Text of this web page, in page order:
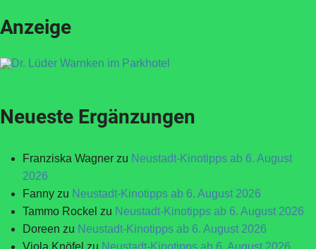
Anzeige
Neueste Ergänzungen
Franziska Wagner zu Neustadt-Kinotipps ab 6. August
2026
Fanny zu Neustadt-Kinotipps ab 6. August 2026
Tammo Rockel zu Neustadt-Kinotipps ab 6. August 2026
Doreen zu Neustadt-Kinotipps ab 6. August 2026
Viola Knöfel zu Neustadt-Kinotipps ab 6. August 2026